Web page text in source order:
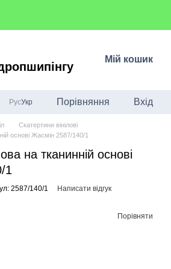
Мій кошик
РусУкр Порівняння Вхід
Скатертини вінілові
основі Жасмін 2587/140/1
на тканинній основі
1
2587/140/1 Написати відгук
Порівняти